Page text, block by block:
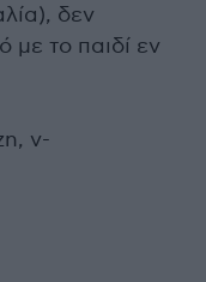
δεν
με το παιδί εν
v-